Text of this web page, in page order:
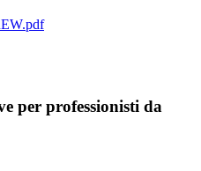
per professionisti da